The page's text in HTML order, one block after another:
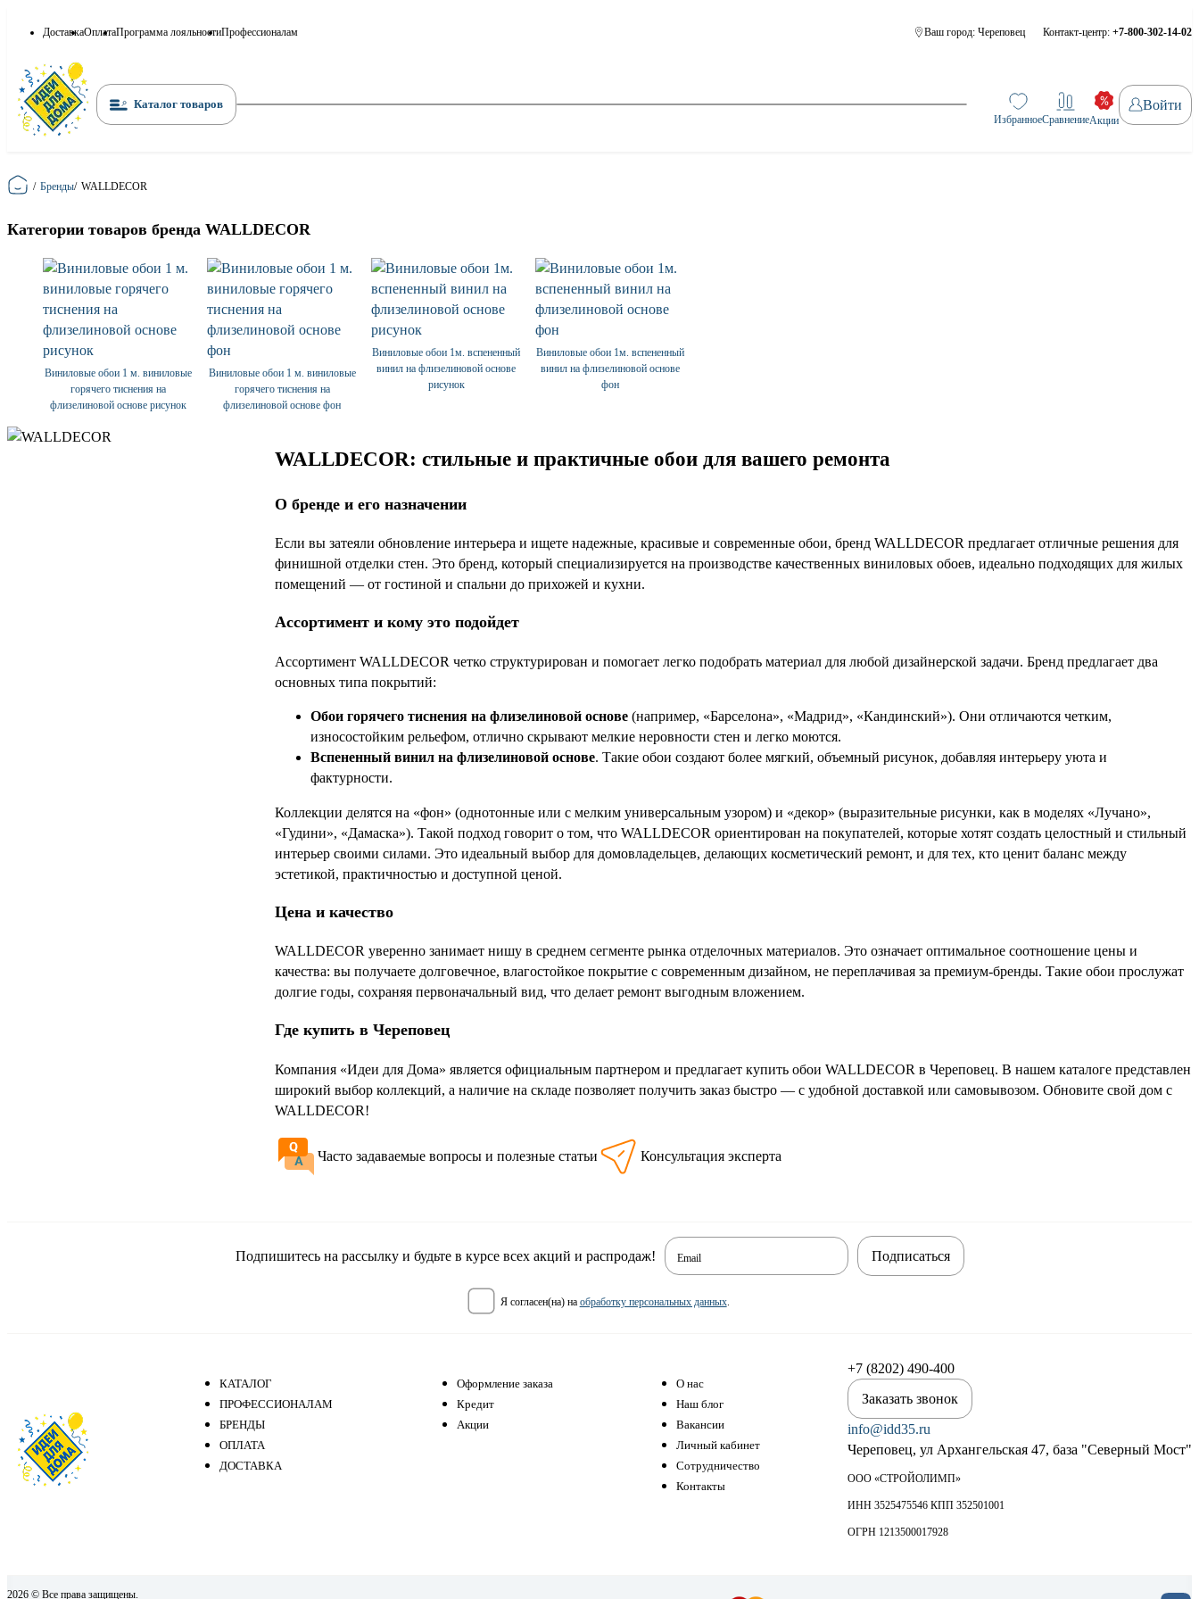
ДоставкаОплатаПрограмма лояльностиПрофессионалам Ваш город: Череповец Контакт-центр: +7-800-302-14-02
Каталог товаров
ИзбранноеСравнениеАкции
Войти
Главная
/ Бренды/ WALLDECOR
Категории товаров бренда WALLDECOR
Виниловые обои 1 м. виниловые
горячего тиснения на
флизелиновой основе рисунок
Виниловые обои 1 м. виниловые
горячего тиснения на
флизелиновой основе фон
Виниловые обои 1м. вспененный
винил на флизелиновой основе
рисунок
Виниловые обои 1м. вспененный
винил на флизелиновой основе
фон
WALLDECOR: стильные и практичные обои для вашего ремонта
О бренде и его назначении
Если вы затеяли обновление интерьера и ищете надежные, красивые и современные обои, бренд WALLDECOR предлагает отличные решения для
финишной отделки стен. Это бренд, который специализируется на производстве качественных виниловых обоев, идеально подходящих для жилых
помещений — от гостиной и спальни до прихожей и кухни.
Ассортимент и кому это подойдет
Ассортимент WALLDECOR четко структурирован и помогает легко подобрать материал для любой дизайнерской задачи. Бренд предлагает два
основных типа покрытий:
Обои горячего тиснения на флизелиновой основе (например, «Барселона», «Мадрид», «Кандинский»). Они отличаются четким,
износостойким рельефом, отлично скрывают мелкие неровности стен и легко моются.
Вспененный винил на флизелиновой основе. Такие обои создают более мягкий, объемный рисунок, добавляя интерьеру уюта и
фактурности.
Коллекции делятся на «фон» (однотонные или с мелким универсальным узором) и «декор» (выразительные рисунки, как в моделях «Лучано»,
«Гудини», «Дамаска»). Такой подход говорит о том, что WALLDECOR ориентирован на покупателей, которые хотят создать целостный и стильный
интерьер своими силами. Это идеальный выбор для домовладельцев, делающих косметический ремонт, и для тех, кто ценит баланс между
эстетикой, практичностью и доступной ценой.
Цена и качество
WALLDECOR уверенно занимает нишу в среднем сегменте рынка отделочных материалов. Это означает оптимальное соотношение цены и
качества: вы получаете долговечное, влагостойкое покрытие с современным дизайном, не переплачивая за премиум-бренды. Такие обои прослужат
долгие годы, сохраняя первоначальный вид, что делает ремонт выгодным вложением.
Где купить в Череповец
Компания «Идеи для Дома» является официальным партнером и предлагает купить обои WALLDECOR в Череповец. В нашем каталоге представлен
широкий выбор коллекций, а наличие на складе позволяет получить заказ быстро — с удобной доставкой или самовывозом. Обновите свой дом с
WALLDECOR!
Часто задаваемые вопросы и полезные статьи Консультация эксперта
Подпишитесь на рассылку и будьте в курсе всех акций и распродаж! Email
я согласен(на) на обработку персональных данных.
Подписаться
КАТАЛОГ
ПРОФЕССИОНАЛАМ
БРЕНДЫ
ОПЛАТА
ДОСТАВКА
Оформление заказа
Кредит
Акции
О нас
Наш блог
Вакансии
Личный кабинет
Сотрудничество
Контакты
+7 (8202) 490-400
Заказать звонок
info@idd35.ru
Череповец, ул Архангельская 47, база "Северный Мост"
ООО «СТРОЙОЛИМП»
ИНН 3525475546 КПП 352501001
ОГРН 1213500017928
2026 © Все права защищены.